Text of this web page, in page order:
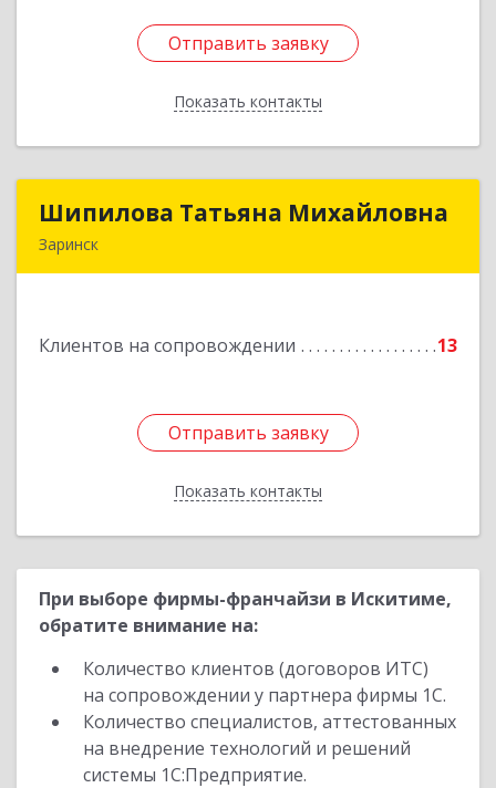
Отправить заявку
Показать контакты
Отправить заявку
Назад
Шипилова Татьяна Михайловна
Заринск
Клиентов на сопровождении 13
Отправить заявку
Показать контакты
Шипилова Татьяна Михайловна
Отправить заявку
Назад
При выборе фирмы-франчайзи в Искитиме,
обратите внимание на:
Количество клиентов (договоров ИТС)
на сопровождении у партнера фирмы 1С.
Количество специалистов, аттестованных
на внедрение технологий и решений
системы 1С:Предприятие.